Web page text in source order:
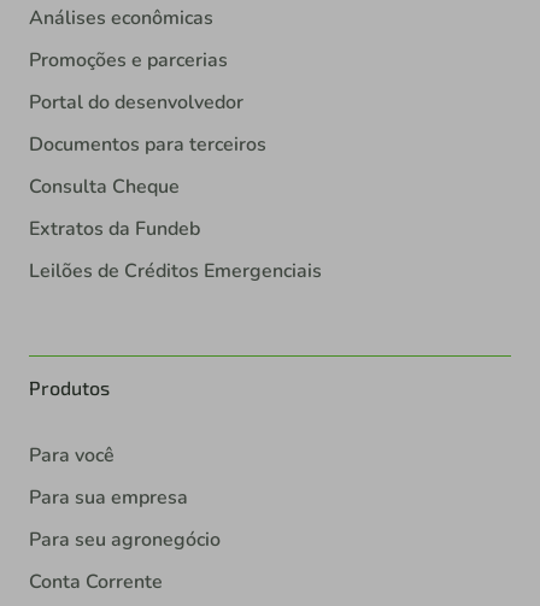
Análises econômicas
Promoções e parcerias
Portal do desenvolvedor
Documentos para terceiros
Consulta Cheque
Extratos da Fundeb
Leilões de Créditos Emergenciais
Produtos
Para você
Para sua empresa
Para seu agronegócio
Conta Corrente